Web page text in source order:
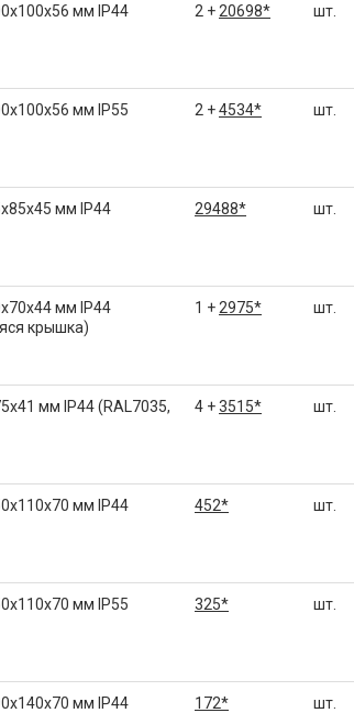
мм IP44
2 + 20698* шт.
мм IP55
2 +4534* шт.
мм IP44
29488* шт.
мм IP44
крышка)
1 + 2975* шт.
мм IP44 (RAL7035,
4 +3515* шт.
мм IP44
452* шт.
мм IP55
325* шт.
мм IP44
172* шт.